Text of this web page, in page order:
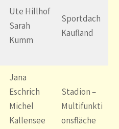
Ute Hillhof
Sarah
Kumm
Sportdach
Kaufland
Jana
Eschrich
Michel
Kallensee
Stadion –
Multifunkti
onsfläche